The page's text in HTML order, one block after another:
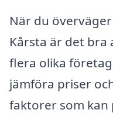
När du
Kårsta är det
flera olika
jämföra priser
faktorer som kan